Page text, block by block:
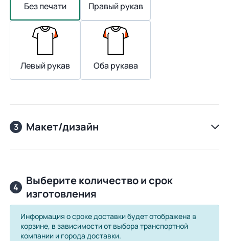
Без печати Правый рукав
Левый рукав Оба рукава
3 Макет/дизайн
4
Выберите количество и срок
изготовления
Информация о сроке доставки будет отображена в
корзине, в зависимости от выбора транспортной
компании и города доставки.